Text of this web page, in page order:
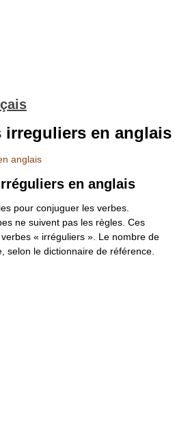
irreguliers en anglais
anglais
en anglais
pour conjuguer les verbes.
ne suivent pas les règles. Ces
« irréguliers ». Le nombre de
selon le dictionnaire de référence.